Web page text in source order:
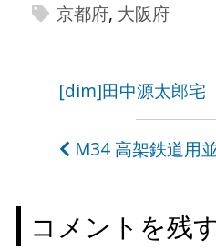
京都府, 大阪府
ビ
ゲ
[dim]田中源太郎宅
M34 高架鉄道用
コメントを残